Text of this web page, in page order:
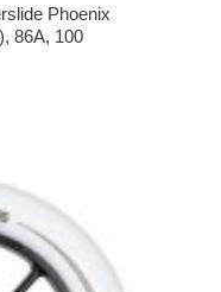
Phoenix
86A, 100